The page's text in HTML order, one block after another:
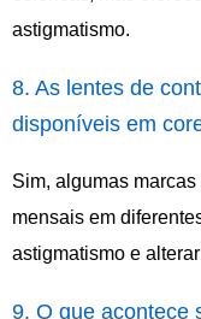
astigmatismo.
8. As lentes de
disponíveis em
Sim, algumas
mensais em
astigmatismo e
9. O que acontece